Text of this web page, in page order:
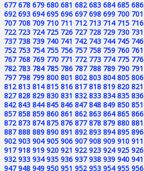
677 678 679 680 681 682 683 684 685 686
692 693 694 695 696 697 698 699 700 701
707 708 709 710 711 712 713 714 715 716
722 723 724 725 726 727 728 729 730 731
737 738 739 740 741 742 743 744 745 746
752 753 754 755 756 757 758 759 760 761
767 768 769 770 771 772 773 774 775 776
782 783 784 785 786 787 788 789 790 791
797 798 799 800 801 802 803 804 805 806
812 813 814 815 816 817 818 819 820 821
827 828 829 830 831 832 833 834 835 836
842 843 844 845 846 847 848 849 850 851
857 858 859 860 861 862 863 864 865 866
872 873 874 875 876 877 878 879 880 881
887 888 889 890 891 892 893 894 895 896
902 903 904 905 906 907 908 909 910 911
917 918 919 920 921 922 923 924 925 926
932 933 934 935 936 937 938 939 940 941
947 948 949 950 951 952 953 954 955 956